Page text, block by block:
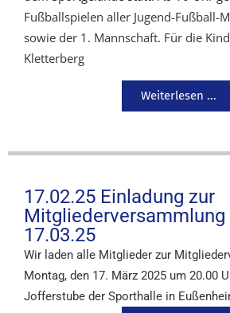
Fußballspielen aller Jugend-Fußball-
sowie der 1. Mannschaft. Für die
Kletterberg
Weiterlesen ...
17.02.25 Einladung zur
Mitgliederversammlung
17.03.25
Wir laden alle Mitglieder zur
Montag, den 17. März 2025 um 20.00
Jofferstube der Sporthalle in